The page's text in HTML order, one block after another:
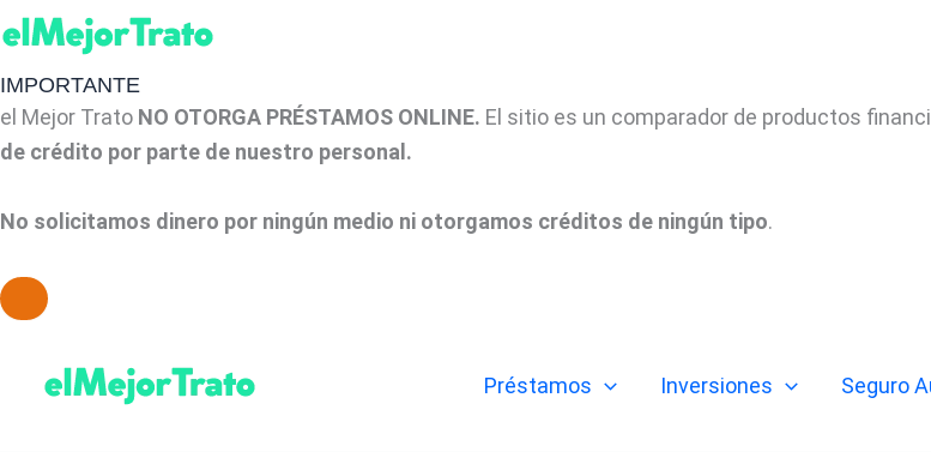
IMPORTANTE
el Mejor Trato NO OTORGA PRÉSTAMOS ONLINE. El sitio es un comparador de productos
de crédito por parte de nuestro personal.
No solicitamos dinero por ningún medio ni otorgamos créditos de ningún tipo.
contenido
Préstamos Inversiones Seguro